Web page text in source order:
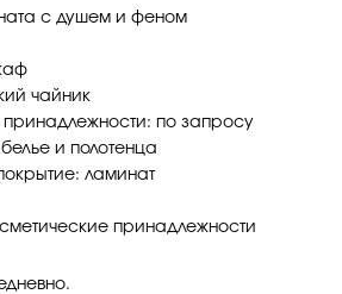
с душем и феном
чайник
принадлежности: по запросу
и полотенца
ламинат
принадлежности